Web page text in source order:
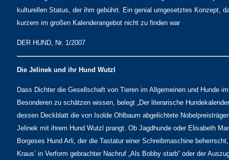
kulturellen Status, der ihm gebührt. Ein genial umgesetztes Konzept,
kurzem im großen Kalenderangebot nicht zu finden war
DER HUND, Nr. 1/2007
Die Jelinek und ihr Hund Wutzl
Dass Dichter die Gesellschaft von Tieren im Allgemeinen und Hunde im
Besonderen zu schätzen wissen, belegt „Der literarische
dessen Deckblatt die von Isolde Ohlbaum abgelichtete
Jelinek mit ihrem Hund Wutzl prangt. Ob Jagdhunde oder Elisabeth
Borgeses Hund Arli, der die Tastatur einer Schreibmaschine
Kraus’ in Verform gebrachter Nachruf „Als Bobby starb“ oder der